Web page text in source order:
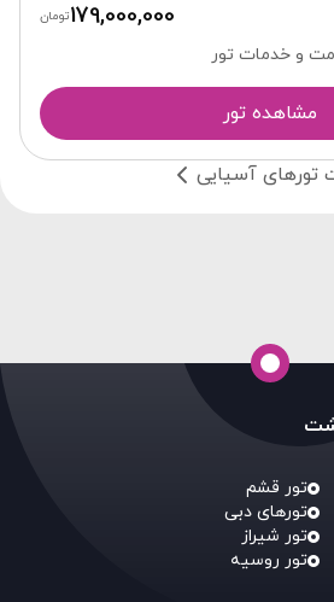
179,000,000تومان
و خدمات تور
مشاهده تور
تورهای آسیایی
تور قشم
تورهای دبی
تور شیراز
تور روسیه